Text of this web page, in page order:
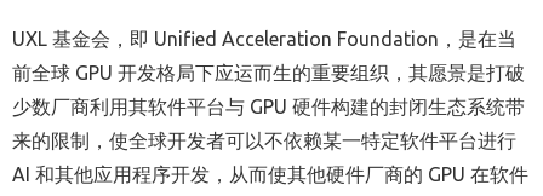
UXL 基金会，即 Unified Acceleration Foundation，是在当
前全球 GPU 开发格局下应运而生的重要组织，其愿景是打破
少数厂商利用其软件平台与 GPU 硬件构建的封闭生态系统带
来的限制，使全球开发者可以不依赖某一特定软件平台进行
AI 和其他应用程序开发，从而使其他硬件厂商的 GPU 在软件